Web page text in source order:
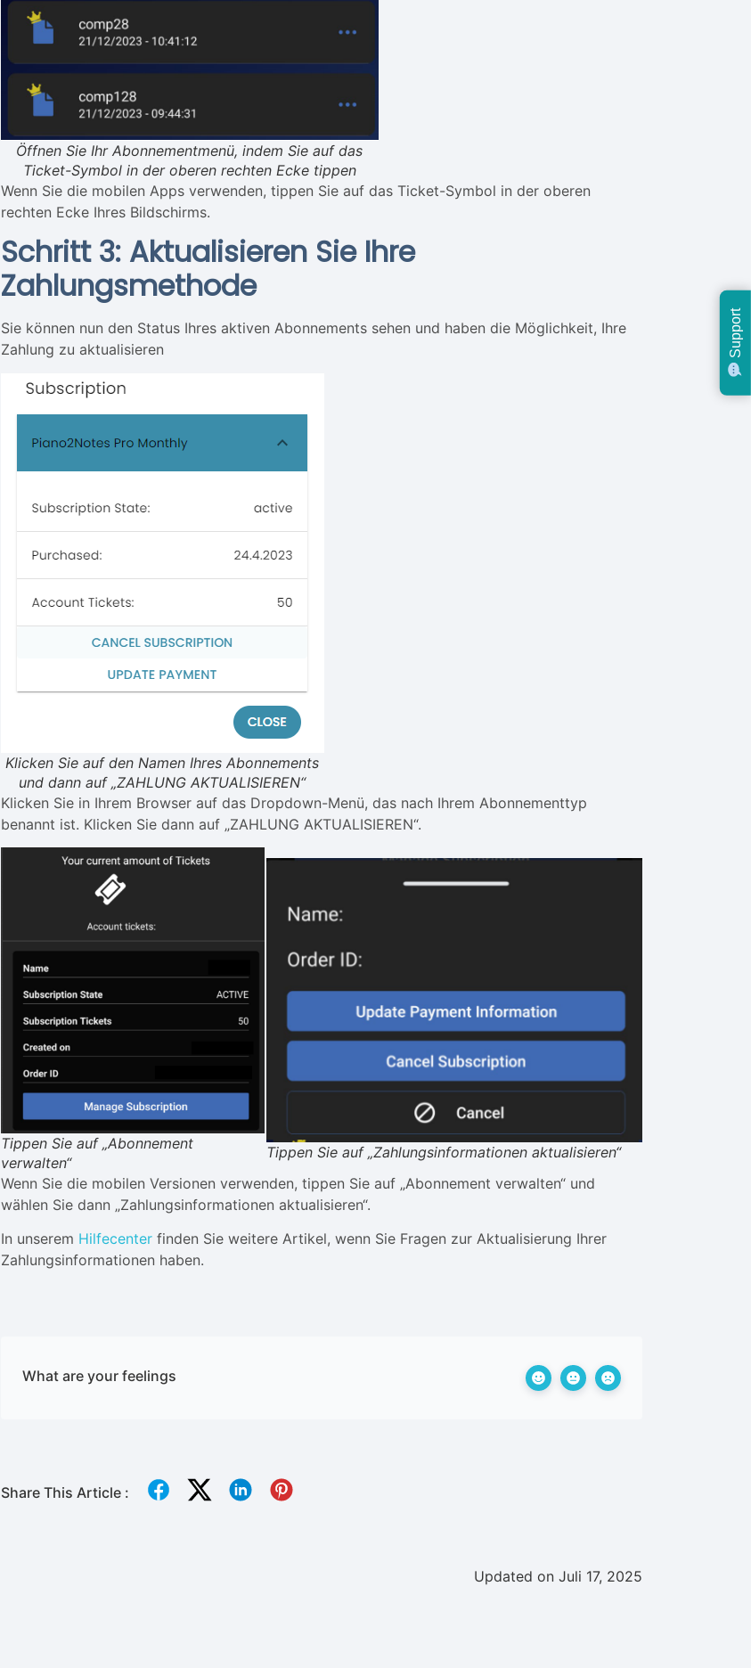
Öffnen Sie Ihr Abonnementmenü, indem Sie auf das
Ticket-Symbol in der oberen rechten Ecke tippen
Wenn Sie die mobilen Apps verwenden, tippen Sie auf das Ticket-Symbol in der oberen
rechten Ecke Ihres Bildschirms.
Schritt 3: Aktualisieren Sie Ihre
Zahlungsmethode
Sie können nun den Status Ihres aktiven Abonnements sehen und haben die Möglichkeit, Ihre
Zahlung zu aktualisieren
Klicken Sie auf den Namen Ihres Abonnements
und dann auf „ZAHLUNG AKTUALISIEREN“
Klicken Sie in Ihrem Browser auf das Dropdown-Menü, das nach Ihrem Abonnementtyp
benannt ist. Klicken Sie dann auf „ZAHLUNG AKTUALISIEREN“.
Tippen Sie auf „Abonnement
verwalten“
Tippen Sie auf „Zahlungsinformationen aktualisieren“
Wenn Sie die mobilen Versionen verwenden, tippen Sie auf „Abonnement verwalten“ und
wählen Sie dann „Zahlungsinformationen aktualisieren“.
In unserem Hilfecenterfinden Sie weitere Artikel, wenn Sie Fragen zur Aktualisierung Ihrer
Zahlungsinformationen haben.
What are your feelings
Share This Article :
Updated on Juli 17, 2025
Support